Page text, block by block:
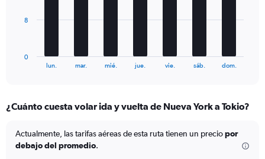
Range:
60.
The
Range:
categories.
The
lun. mar. mié. jue. vie. sáb. dom.
0
8
¿Cuánto cuesta volar ida y vuelta de Nueva York a Tokio?
Actualmente, las tarifas aéreas de esta ruta tienen un preciopor
debajo del promedio.